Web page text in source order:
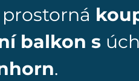
prostorná
balkon s
.